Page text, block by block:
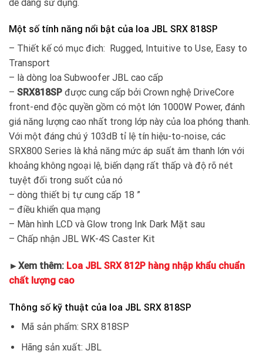
dễ dàng sử dụng.
Một số tính năng nổi bật của loa JBL SRX 818SP
– Thiết kế có mục đich: Rugged, Intuitive to Use, Easy to
Transport
– là dòng loa Subwoofer JBL cao cấp
– SRX818SP được cung cấp bởi Crown nghệ DriveCore
front-end độc quyền gồm có một lớn 1000W Power, đánh
giá năng lượng cao nhất trong lớp này của loa phóng thanh.
Với một đáng chú ý 103dB tỉ lệ tín hiệu-to-noise, các
SRX800 Series là khả năng mức áp suất âm thanh lớn với
khoảng không ngoại lệ, biến dạng rất thấp và độ rõ nét
tuyệt đối trong suốt của nó
– dòng thiết bị tự cung cấp 18 ”
– điều khiển qua mạng
– Màn hình LCD và Glow trong Ink Dark Mặt sau
– Chấp nhận JBL WK-4S Caster Kit
►Xem thêm: Loa JBL SRX 812P hàng nhập khẩu chuẩn
chất lượng cao
Thông số kỹ thuật của loa JBL SRX 818SP
Mã sản phẩm: SRX 818SP
Hãng sản xuất: JBL